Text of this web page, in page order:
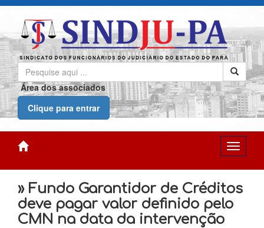
Área dos associados
Clique para entrar
» Fundo Garantidor de Créditos
deve pagar valor definido pelo
CMN na data da intervenção